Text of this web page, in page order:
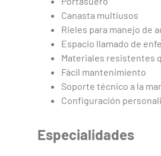
Canasta multiusos
Rieles para manejo de
Espacio llamado de
Materiales resistentes
Fácil mantenimiento
Soporte técnico a la
Configuración
Especialidades